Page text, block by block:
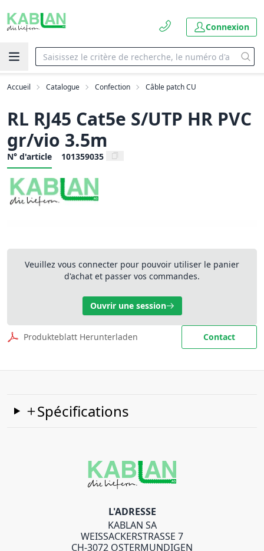
Connexion
Accueil Catalogue Confection Câble patch CU
RL RJ45 Cat5e S/UTP HR PVC
gr/vio 3.5m
N° d'article 101359035
Veuillez vous connecter pour pouvoir utiliser le panier
d'achat et passer vos commandes.
Ouvrir une session
Produkteblatt Herunterladen Contact
Spécifications
L'ADRESSE
KABLAN SA
WEISSACKERSTRASSE 7
CH-3072 OSTERMUNDIGEN